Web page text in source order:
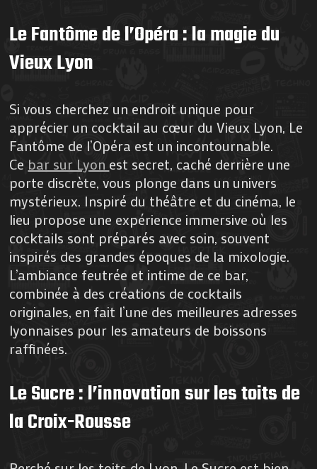
Le Fantôme de l’Opéra : la magie du
Vieux Lyon
Si vous cherchez un endroit unique pour
apprécier un cocktail au cœur du Vieux Lyon, Le
Fantôme de l’Opéra est un incontournable.
Ce bar sur Lyon est secret, caché derrière une
porte discrète, vous plonge dans un univers
mystérieux. Inspiré du théâtre et du cinéma, le
lieu propose une expérience immersive où les
cocktails sont préparés avec soin, souvent
inspirés des grandes époques de la mixologie.
L’ambiance feutrée et intime de ce bar,
combinée à des créations de cocktails
originales, en fait l’une des meilleures adresses
lyonnaises pour les amateurs de boissons
raffinées.
Le Sucre : l’innovation sur les toits de
la Croix-Rousse